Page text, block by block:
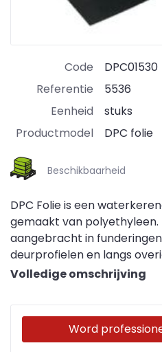
Code
DPC01530
Referentie
5536
Eenheid
stuks
Productmodel
DPC folie
Beschikbaarheid
DPC Folie is een
gemaakt van polyethyleen.
aangebracht in
deurprofielen en langs
verticale voegen. DPC folie
Volledige omschrijving
Word